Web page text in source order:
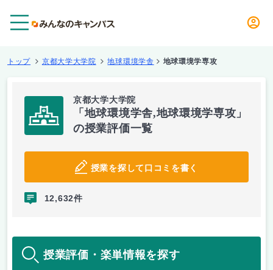
トップ 京都大学大学院 地球環境学舎 地球環境学専攻
京都大学大学院
「地球環境学舎,地球環境学専攻」
の授業評価一覧
授業を探して口コミを書く
12,632件
授業評価・楽単情報を探す